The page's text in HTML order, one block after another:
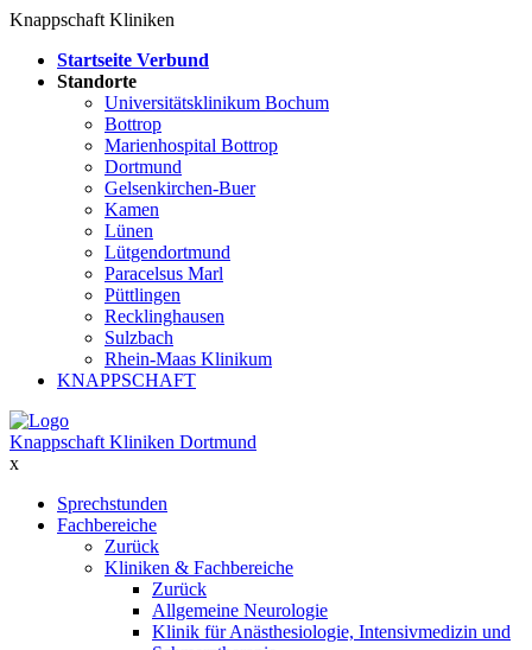
Knappschaft Kliniken
Startseite Verbund
Standorte
Universitätsklinikum Bochum
Bottrop
Marienhospital Bottrop
Dortmund
Gelsenkirchen-Buer
Kamen
Lünen
Lütgendortmund
Paracelsus Marl
Püttlingen
Recklinghausen
Sulzbach
Rhein-Maas Klinikum
KNAPPSCHAFT
Knappschaft Kliniken Dortmund
x
Sprechstunden
Fachbereiche
Zurück
Kliniken & Fachbereiche
Zurück
Allgemeine Neurologie
Klinik für Anästhesiologie, Intensivmedizin und